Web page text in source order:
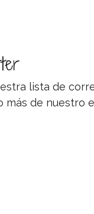
lista de
más de nuestro